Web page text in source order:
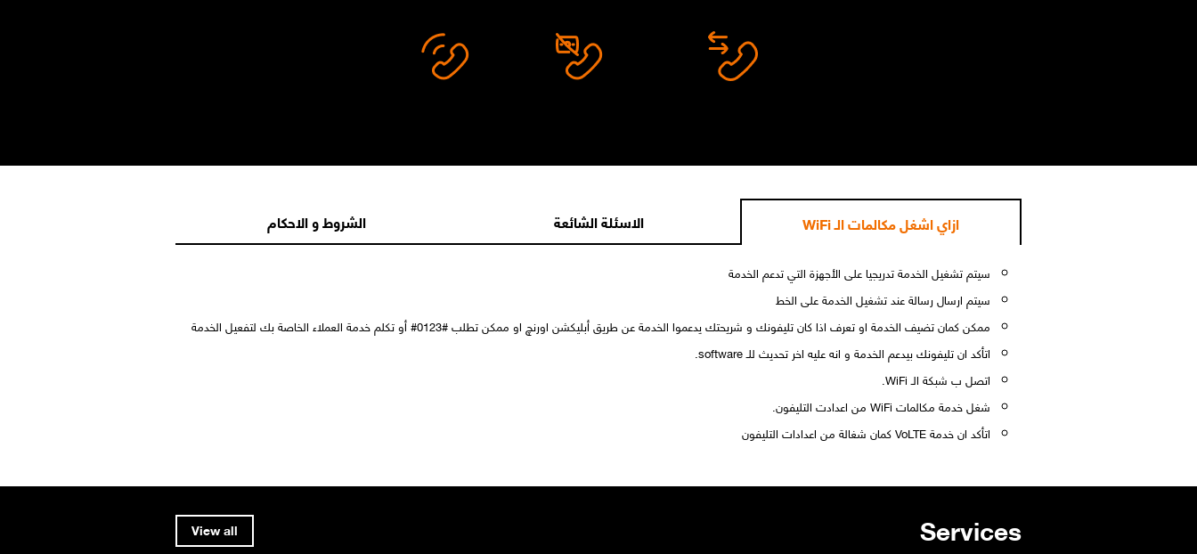
ازاي اشغل مكالمات الـ WiFi الاسئلة الشائعة الشروط و الاحكام
سيتم تشغيل الخدمة تدريجيا على الأجهزة التي تدعم الخدمة
سيتم ارسال رسالة عند تشغيل الخدمة على الخط
ممكن كمان تضيف الخدمة او تعرف اذا كان تليفونك و شريحتك يدعموا الخدمة عن طريق أبليكشن اورنچ او ممكن تطلب #0123# أو تكلم خدمة العملاء الخاصة بك لتفعيل الخدمة
اتأكد ان تليفونك بيدعم الخدمة و انه عليه اخر تحديث للـ software.
اتصل ب شبكة الـ WiFi.
شغل خدمة مكالمات WiFi من اعدادت التليفون.
اتأكد ان خدمة VoLTE كمان شغالة من اعدادات التليفون
Services
View all